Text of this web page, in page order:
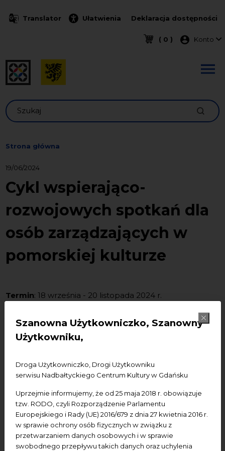
Szanowna Użytkowniczko, Szanowny
Użytkowniku,
Droga Użytkowniczko, Drogi Użytkowniku
serwisu Nadbałtyckiego Centrum Kultury w Gdańsku
Uprzejmie informujemy, że od 25 maja 2018 r. obowiązuje
tzw. RODO, czyli Rozporządzenie Parlamentu
Europejskiego i Rady (UE) 2016/679 z dnia 27 kwietnia 2016 r.
w sprawie ochrony osób fizycznych w związku z
przetwarzaniem danych osobowych i w sprawie
swobodnego przepływu takich danych oraz uchylenia
Translator Ułatwienia Deklaracja dostępności
( 0 ) Menu
Konto
Szukaj
Strona główna
19/06/2024
Cykl wspierająco-
rozwojowych spotkań dla
osób zarządzających w
pomorskiej kulturze
Termin: 18 września - 20 listopada 2024 r.
Wstęp: 150 zł brutto
Miejsce wydarzenia i udogodnienia:
zostaną ustalone
w późniejszym terminie
Zapraszamy na nadchodzący cykl wspierająco-
rozwojowych spotkań przygotowanych dla osób
każdego ze spotkań wymienimy się doświadczeniami,
wypracujemy najlepsze dla naszych projektów
rozwiązania, a także zastanowimy się nad tym, czego tak
naprawdę trzeba nam do osiągnięcia satysfakcji z naszej
pracy.